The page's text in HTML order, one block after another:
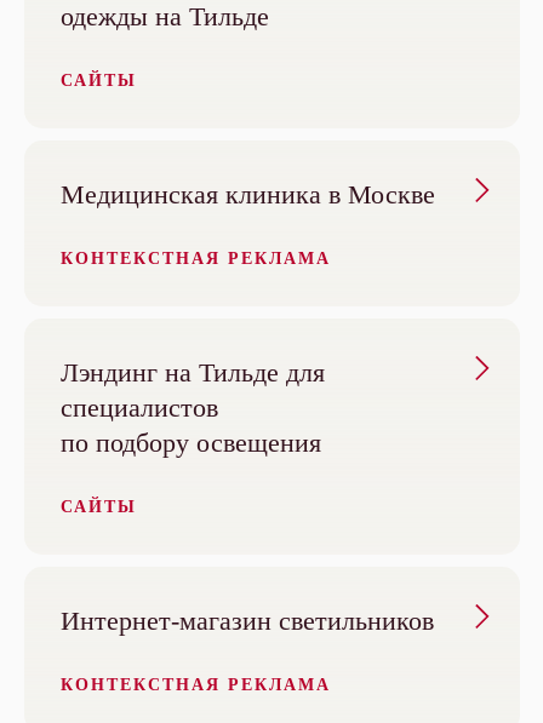
одежды на Тильде
САЙТЫ
Медицинская клиника в Москве
КОНТЕКСТНАЯ РЕКЛАМА
Лэндинг на Тильде для
специалистов
по подбору освещения
САЙТЫ
Интернет-магазин светильников
КОНТЕКСТНАЯ РЕКЛАМА